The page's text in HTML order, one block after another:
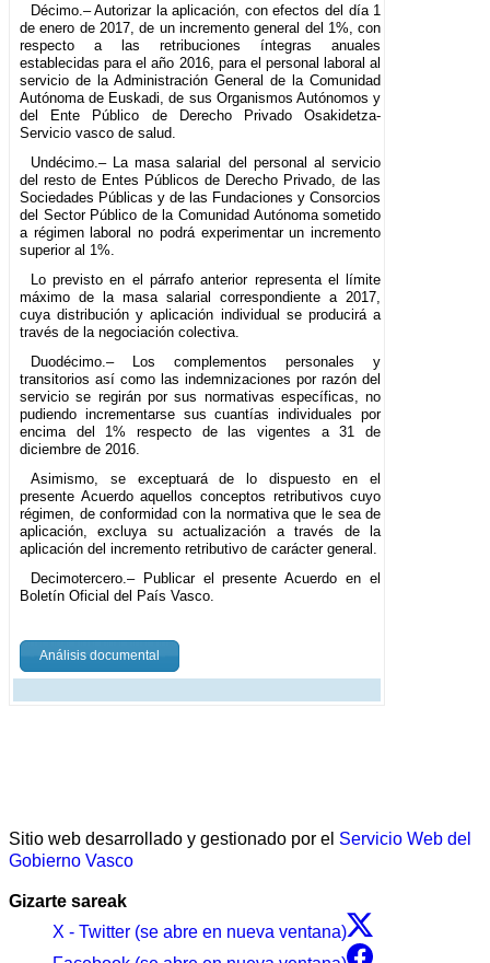
Décimo.– Autorizar la aplicación, con efectos del día 1
de enero de 2017, de un incremento general del 1%, con
respecto a las retribuciones íntegras anuales
establecidas para el año 2016, para el personal laboral al
servicio de la Administración General de la Comunidad
Autónoma de Euskadi, de sus Organismos Autónomos y
del Ente Público de Derecho Privado Osakidetza-
Servicio vasco de salud.
Undécimo.– La masa salarial del personal al servicio
del resto de Entes Públicos de Derecho Privado, de las
Sociedades Públicas y de las Fundaciones y Consorcios
del Sector Público de la Comunidad Autónoma sometido
a régimen laboral no podrá experimentar un incremento
superior al 1%.
Lo previsto en el párrafo anterior representa el límite
máximo de la masa salarial correspondiente a 2017,
cuya distribución y aplicación individual se producirá a
través de la negociación colectiva.
Duodécimo.– Los complementos personales y
transitorios así como las indemnizaciones por razón del
servicio se regirán por sus normativas específicas, no
pudiendo incrementarse sus cuantías individuales por
encima del 1% respecto de las vigentes a 31 de
diciembre de 2016.
Asimismo, se exceptuará de lo dispuesto en el
presente Acuerdo aquellos conceptos retributivos cuyo
régimen, de conformidad con la normativa que le sea de
aplicación, excluya su actualización a través de la
aplicación del incremento retributivo de carácter general.
Decimotercero.– Publicar el presente Acuerdo en el
Boletín Oficial del País Vasco.
Análisis documental
Sitio web desarrollado y gestionado por el Servicio Web del
Gobierno Vasco
Gizarte sareak
X - Twitter (se abre en nueva ventana)